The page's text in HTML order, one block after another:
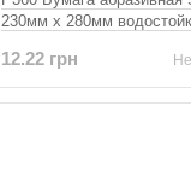
230мм x 280мм
12.22 грн